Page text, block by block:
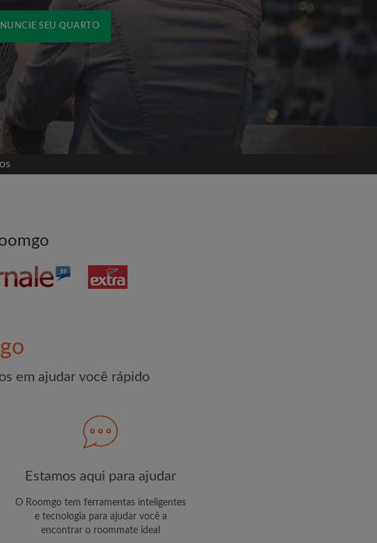
SEU QUARTO
receber ofertas exclusivas e atualizações de
em ajudar você rápido
Estamos aqui para ajudar
O Roomgo tem ferramentas inteligentes
e tecnologia para ajudar você a
encontrar o roommate ideal